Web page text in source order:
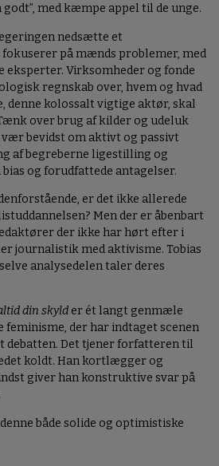
med kæmpe appel til de unge.
nedsætte et
på mænds problemer, med
eksperter. Virksomheder og fonde
regnskab over, hvem og hvad
denne kolossalt vigtige aktør, skal
over brug af kilder og udeluk
vær bevidst om aktivt og passivt
af begreberne ligestilling og
og forudfattede antagelser.
er det ikke allerede
Men der er åbenbart
der ikke har hørt efter i
journalistik med aktivisme. Tobias
analysedelen taler deres
din skyld er ét langt genmæle
feminisme, der har indtaget scenen
debatten. Det tjener forfatteren til
koldt. Han kortlægger og
giver han konstruktive svar på
både solide og optimistiske